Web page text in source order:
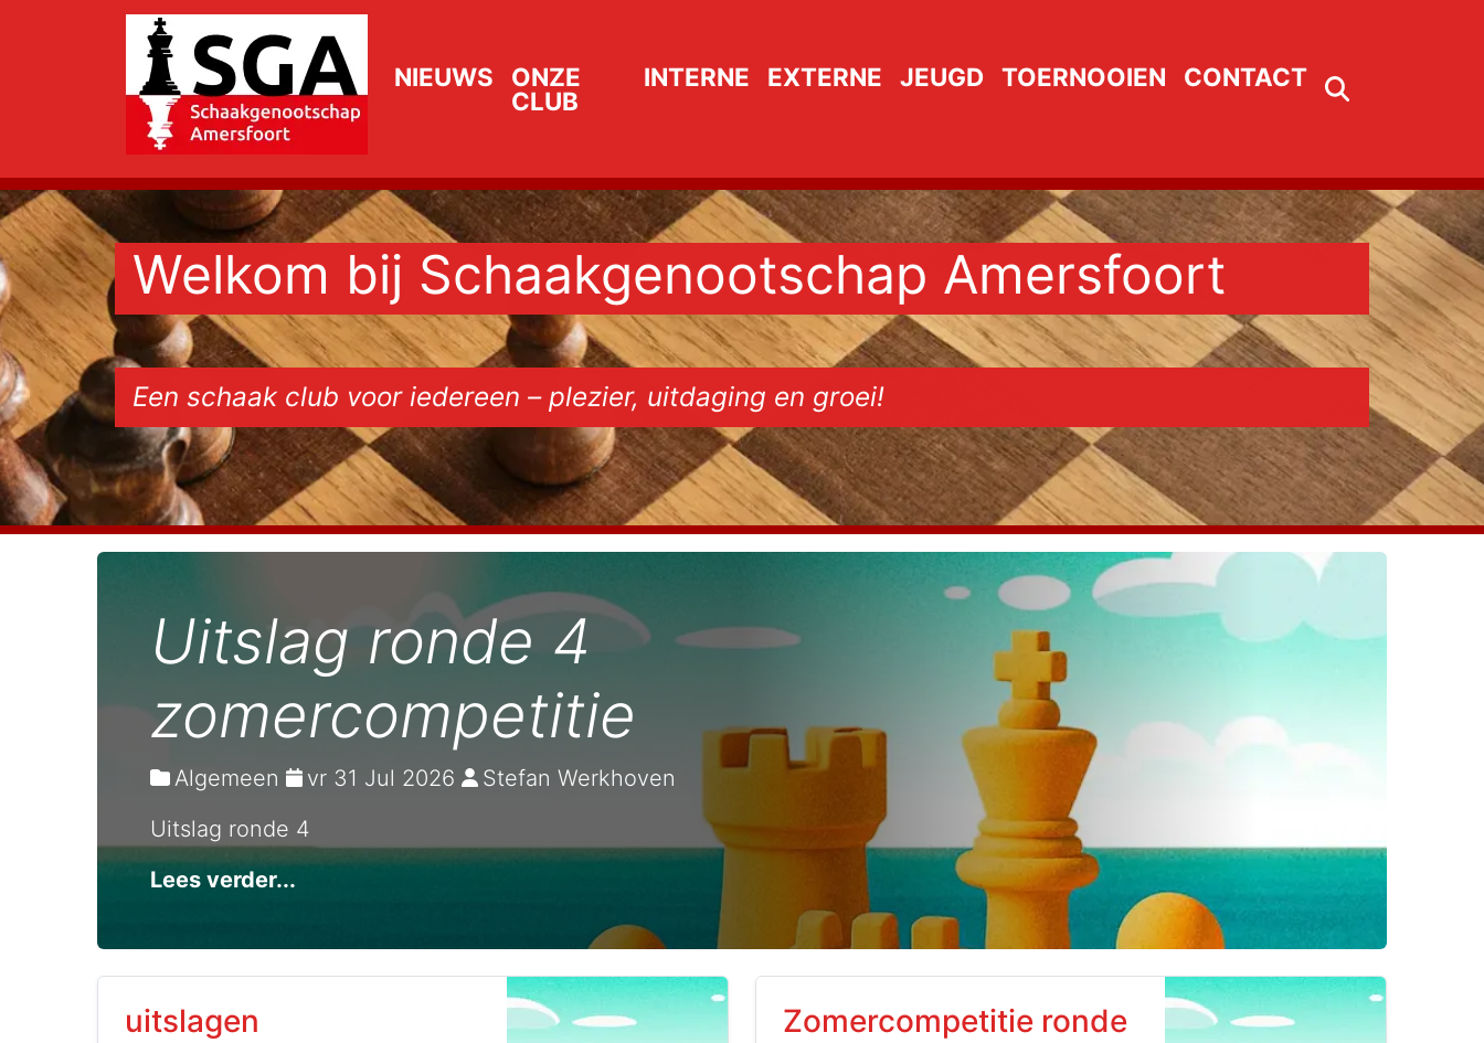
NIEUWS
ONZE
CLUB
INTERNE EXTERNE JEUGD TOERNOOIEN CONTACT
Welkom bij Schaakgenootschap Amersfoort
Een schaak club voor iedereen – plezier, uitdaging en groei!
Uitslag ronde 4
zomercompetitie
Algemeen vr 31 Jul 2026
Stefan Werkhoven
Uitslag ronde 4
Lees verder...
uitslagen
Zomercompetitie ronde